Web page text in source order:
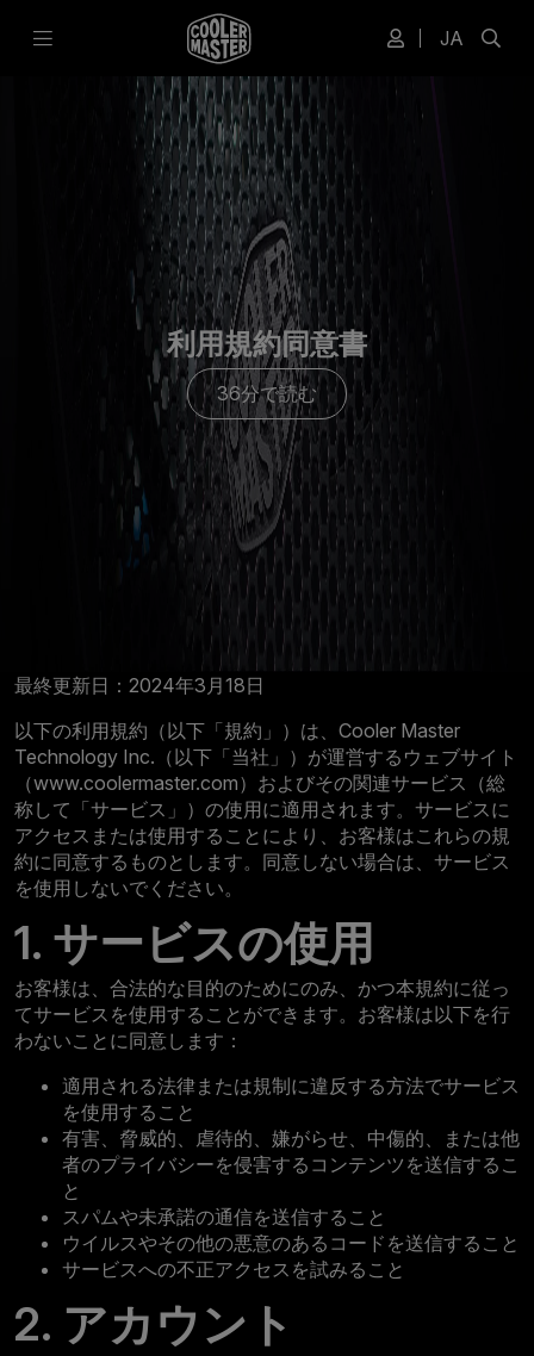
JA
利用規約同意書
36分で読む
最終更新日：2024年3月18日
以下の利用規約（以下「規約」）は、Cooler Master
Technology Inc.（以下「当社」）が運営するウェブサイト
（www.coolermaster.com）およびその関連サービス（総
称して「サービス」）の使用に適用されます。サービスに
アクセスまたは使用することにより、お客様はこれらの規
約に同意するものとします。同意しない場合は、サービス
を使用しないでください。
1. サービスの使用
お客様は、合法的な目的のためにのみ、かつ本規約に従っ
てサービスを使用することができます。お客様は以下を行
わないことに同意します：
適用される法律または規制に違反する方法でサービス
を使用すること
有害、脅威的、虐待的、嫌がらせ、中傷的、または他
者のプライバシーを侵害するコンテンツを送信するこ
と
スパムや未承諾の通信を送信すること
ウイルスやその他の悪意のあるコードを送信すること
サービスへの不正アクセスを試みること
2. アカウント